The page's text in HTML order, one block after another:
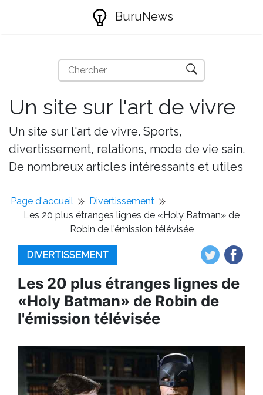
BuruNews
Un site sur l'art de vivre
Un site sur l'art de vivre. Sports,
divertissement, relations, mode de vie sain.
De nombreux articles intéressants et utiles
Page d'accueil
Divertissement
Les 20 plus étranges lignes de «Holy Batman» de
Robin de l'émission télévisée
DIVERTISSEMENT
Les 20 plus étranges lignes de
«Holy Batman» de Robin de
l'émission télévisée